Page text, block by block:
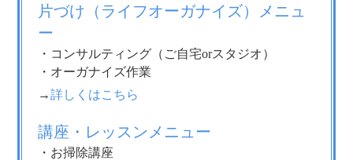
片づけ（ライフオーガナイズ）メニュ
ー
・コンサルティング（ご自宅orスタジオ）
・オーガナイズ作業
→詳しくはこちら
講座・レッスンメニュー
・お掃除講座